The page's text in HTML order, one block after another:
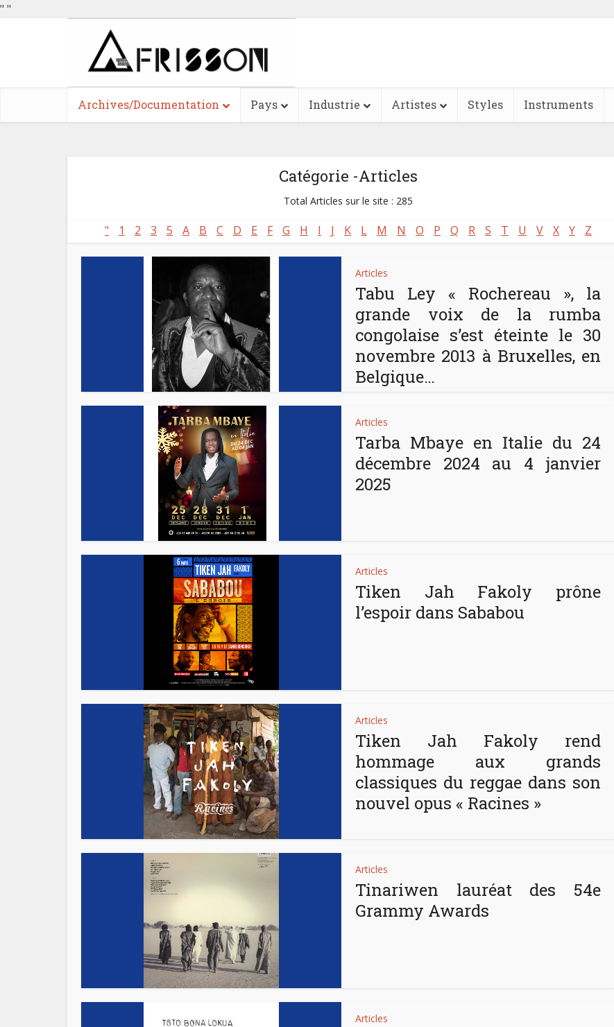
" "
Archives/Documentation Pays Industrie Artistes Styles Instruments
Catégorie -Articles
Total Articles sur le site : 285
" 1 2 3 5 A B C D E F G H I J K L M N O P Q R S T U V X Y Z
Articles
Tabu Ley « Rochereau », la
grande voix de la rumba
congolaise s’est éteinte le 30
novembre 2013 à Bruxelles, en
Belgique…
Articles
Tarba Mbaye en Italie du 24
décembre 2024 au 4 janvier
2025
Articles
Tiken Jah Fakoly prône
l’espoir dans Sababou
Articles
Tiken Jah Fakoly rend
hommage aux grands
classiques du reggae dans son
nouvel opus « Racines »
Articles
Tinariwen lauréat des 54e
Grammy Awards
Articles